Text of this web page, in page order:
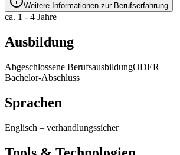
Weitere Informationen zur Berufserfahrung
ca. 1 - 4 Jahre
Ausbildung
Abgeschlossene BerufsausbildungODER
Bachelor-Abschluss
Sprachen
Englisch – verhandlungssicher